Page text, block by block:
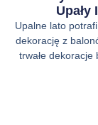
Upały
Upalne lato
dekorację z
trwałe